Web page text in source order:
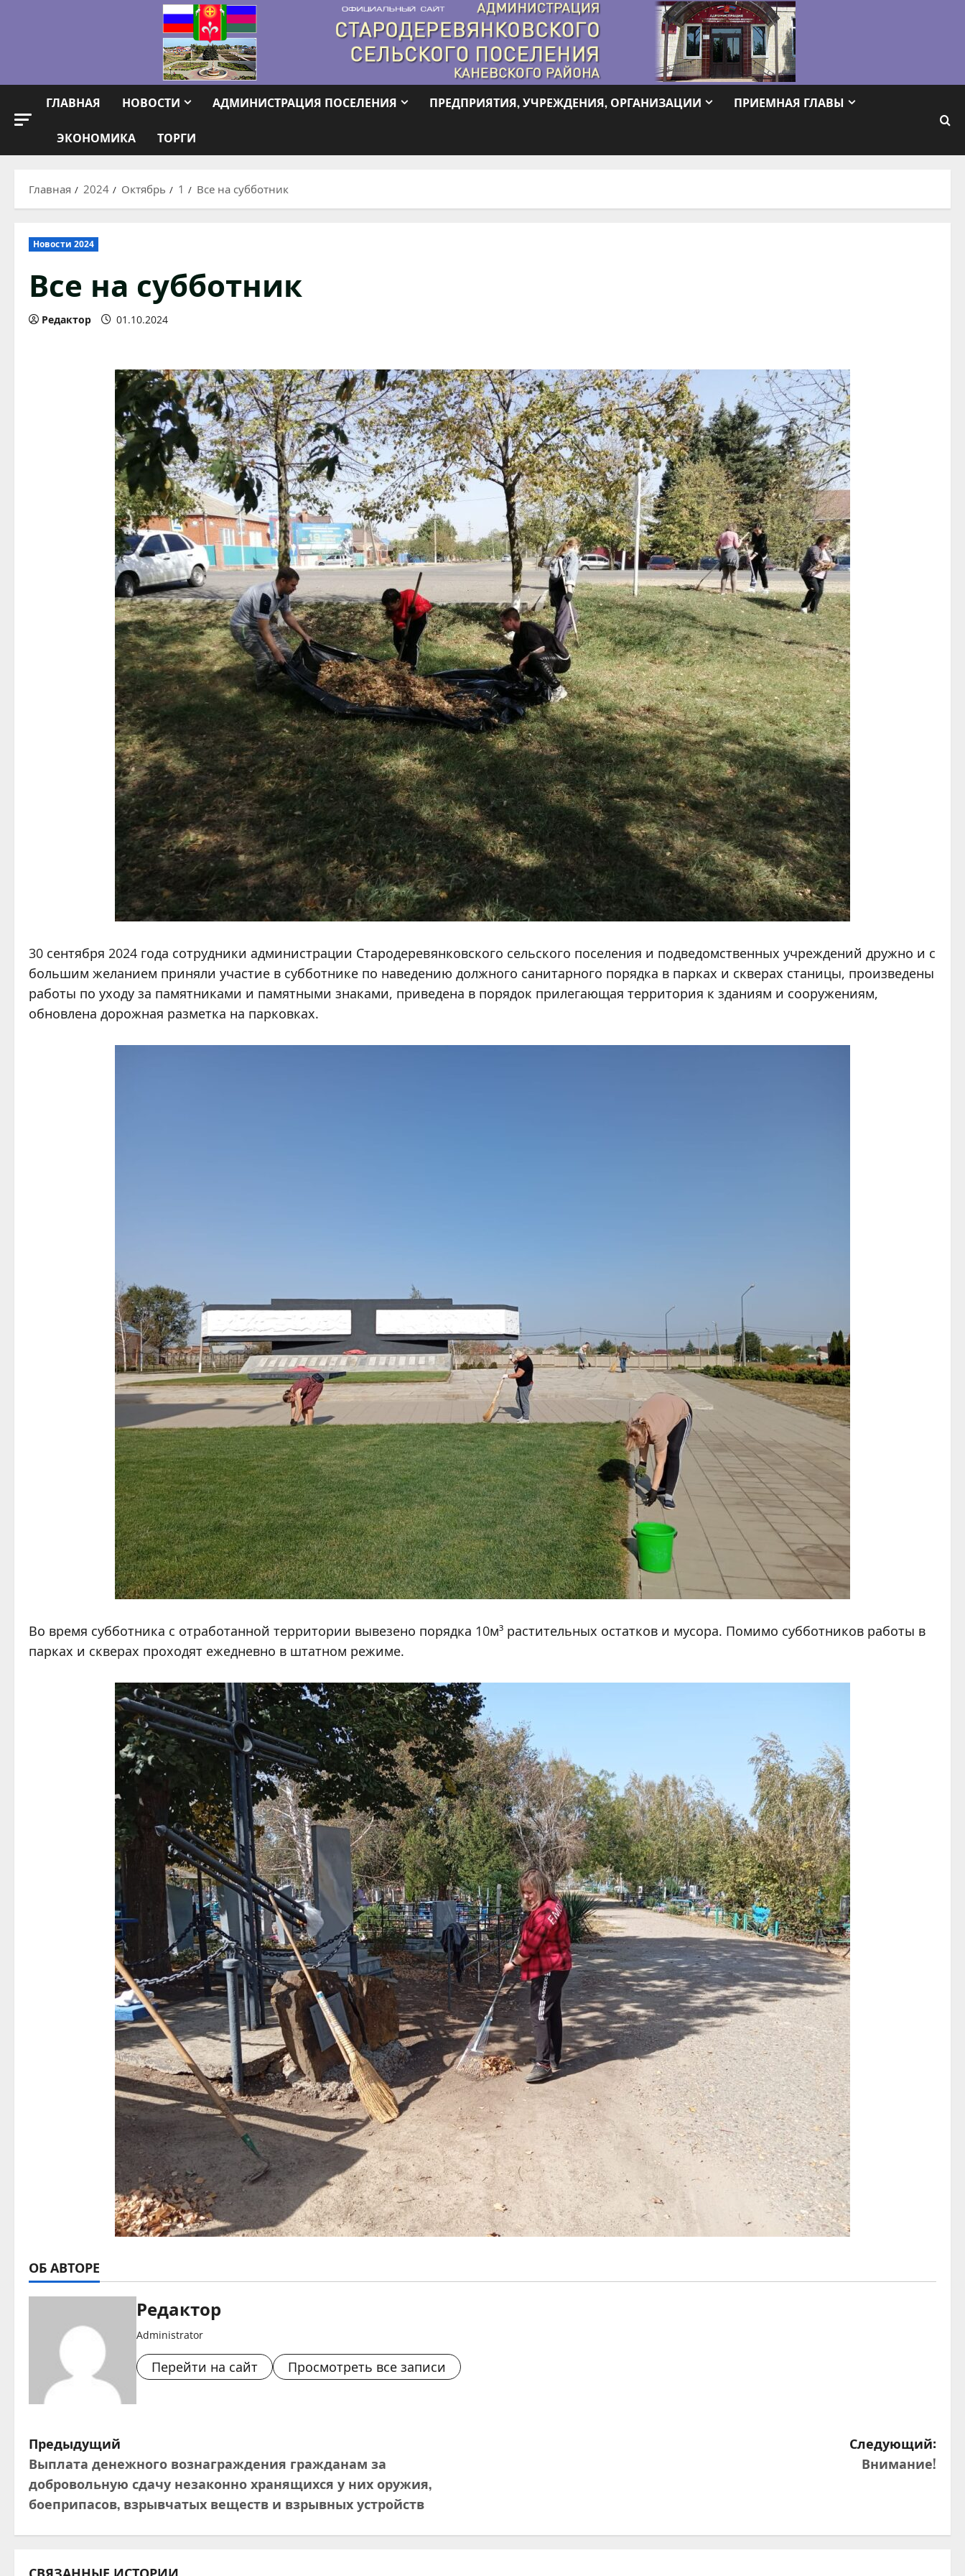
ГЛАВНАЯ НОВОСТИ АДМИНИСТРАЦИЯ ПОСЕЛЕНИЯ ПРЕДПРИЯТИЯ, УЧРЕЖДЕНИЯ, ОРГАНИЗАЦИИ ПРИЕМНАЯ ГЛАВЫ
ЭКОНОМИКА ТОРГИ
Главная 2024 Октябрь 1 Все на субботник
Новости 2024
Все на субботник
Редактор 01.10.2024
30 сентября 2024 года сотрудники администрации Стародеревянковского сельского поселения и подведомственных учреждений дружно и с
большим желанием приняли участие в субботнике по наведению должного санитарного порядка в парках и скверах станицы, произведены
работы по уходу за памятниками и памятными знаками, приведена в порядок прилегающая территория к зданиям и сооружениям,
обновлена дорожная разметка на парковках.
Во время субботника с отработанной территории вывезено порядка 10м³ растительных остатков и мусора. Помимо субботников работы в
парках и скверах проходят ежедневно в штатном режиме.
ОБ АВТОРЕ
Редактор
Administrator
Перейти на сайт Просмотреть все записи
Н
а
в
и
г
Предыдущий
Выплата денежного вознаграждения гражданам за
добровольную сдачу незаконно хранящихся у них оружия,
боеприпасов, взрывчатых веществ и взрывных устройств
Следующий:
Внимание!